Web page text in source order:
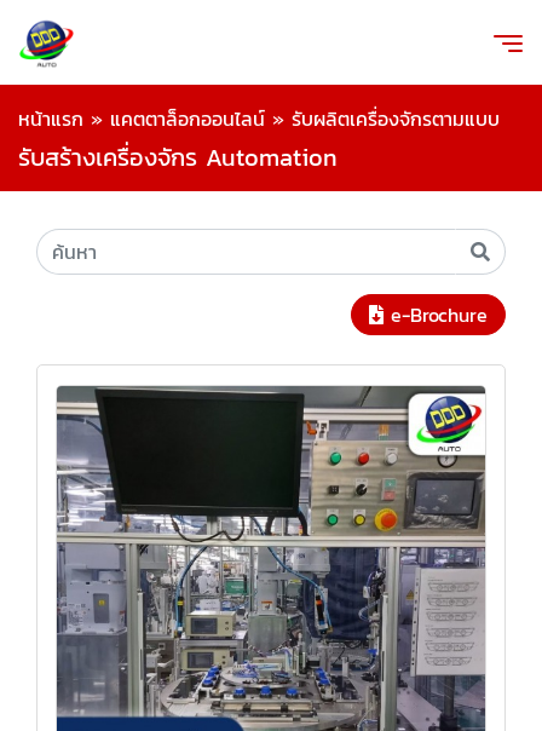
หน้าแรก » แคตตาล็อกออนไลน์ » รับผลิตเครื่องจักรตามแบบ
รับสร้างเครื่องจักร Automation
e-Brochure